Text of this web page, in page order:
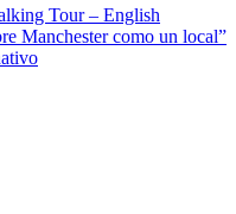
Tour – English
Manchester como un local”